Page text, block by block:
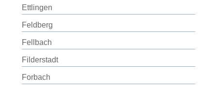
Ettlingen
Feldberg
Fellbach
Filderstadt
Forbach